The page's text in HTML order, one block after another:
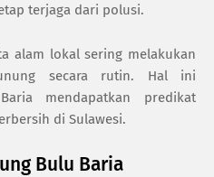
terjaga dari polusi.
alam lokal sering melakukan
secara rutin. Hal ini
mendapatkan predikat
di Sulawesi.
Bulu Baria